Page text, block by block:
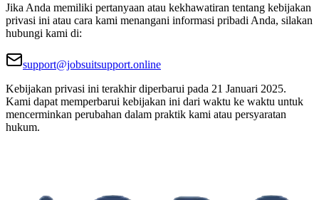
Jika Anda memiliki pertanyaan atau kekhawatiran tentang kebijakan
privasi ini atau cara kami menangani informasi pribadi Anda, silakan
hubungi kami di:
support@jobsuitsupport.online
Kebijakan privasi ini terakhir diperbarui pada 21 Januari 2025.
Kami dapat memperbarui kebijakan ini dari waktu ke waktu untuk
mencerminkan perubahan dalam praktik kami atau persyaratan
hukum.